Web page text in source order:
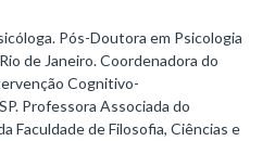
Pós-Doutora em Psicologia
de Janeiro. Coordenadora do
Cognitivo-
Professora Associada do
Faculdade de Filosofia, Ciências e